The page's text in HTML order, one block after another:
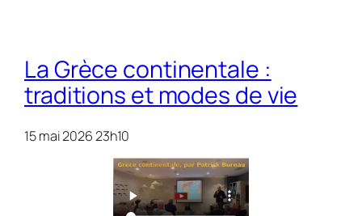
La Grèce continentale :
traditions et modes de vie
15 mai 2026 23h10